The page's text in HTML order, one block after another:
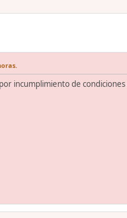
incumplimiento de